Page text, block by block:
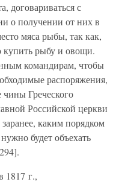
договариваться с
о получении от них в
мяса рыбы, так как,
рыбу и овощи.
командирам, чтобы
распоряжения,
чины Греческого
Российской церкви
каким порядком
будет объехать
1817 г.,